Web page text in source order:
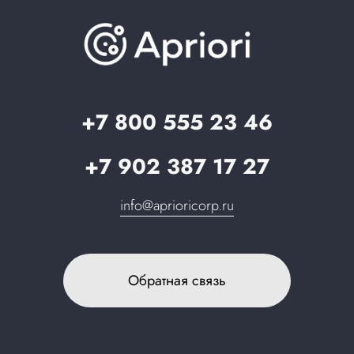
+7 800 555 23 46
+7 902 387 17 27
info@aprioricorp.ru
Обратная связь
О компании
Вопрос-ответ
Запрос в поддержку